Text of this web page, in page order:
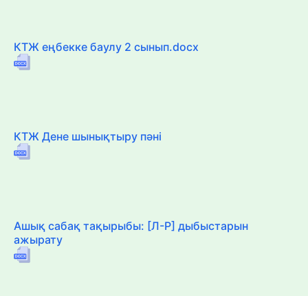
КТЖ еңбекке баулу 2 сынып.docx
КТЖ Дене шынықтыру пәні
Ашық сабақ тақырыбы: [Л-Р] дыбыстарын
ажырату